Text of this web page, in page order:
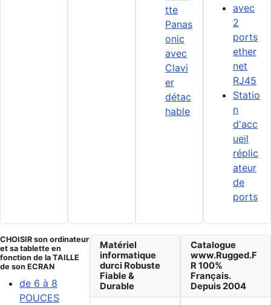
tte
Panas
onic
avec
Clavi
er
détac
hable
avec
2
ports
ether
net
RJ45
Statio
n
d'acc
ueil
réplic
ateur
de
ports
CHOISIR son ordinateur
et sa tablette en
fonction de la TAILLE
de son ECRAN
de 6 à 8
POUCES
Matériel
informatique
durci Robuste
Fiable &
Durable
Catalogue
www.Rugged.F
R 100%
Français.
Depuis 2004